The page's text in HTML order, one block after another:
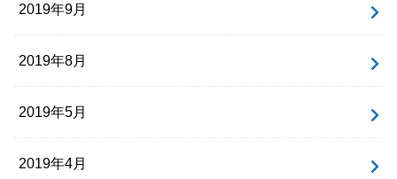
2019年9月
2019年8月
2019年5月
2019年4月